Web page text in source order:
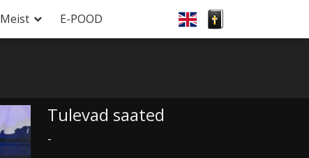
Meist E-POOD
Tulevad saated
-